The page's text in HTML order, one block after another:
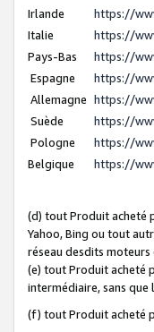
Irlande
https://
Italie
https://
Pays-Bas
https://
Espagne
https://
Allemagne https://
Suède
https://
Pologne
https://
Belgique
https://
(d) tout Produit acheté
Yahoo, Bing ou tout
réseau desdits moteurs
(e) tout Produit acheté
intermédiaire, sans
(f) tout Produit acheté